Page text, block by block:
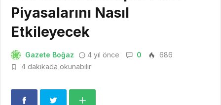
Piyasalarını Nasıl
Etkileyecek
Gazete Boğaz 4 yıl önce 0
686
4 dakikada okunabilir